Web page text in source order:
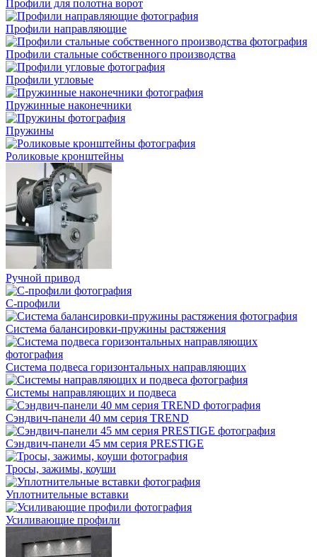
Профили для полотна ворот
Профили направляющие
Профили стальные собственного производства
Профили угловые
Пружинные наконечники
Пружины
Роликовые кронштейны
Ручной привод
С-профили
Система балансировки-пружины растяжения
Система подвеса горизонтальных направляющих
Системы направляющих и подвеса
Сэндвич-панели 40 мм серия TREND
Сэндвич-панели 45 мм серия PRESTIGE
Тросы, зажимы, коуши
Уплотнительные вставки
Усиливающие профили